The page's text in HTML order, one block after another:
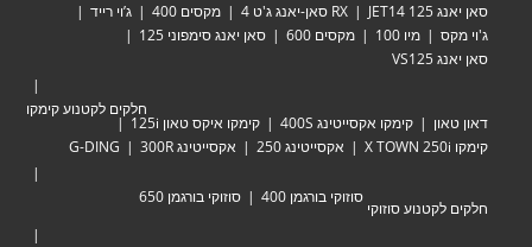
סאן יאנג JET14 125
RX סאן-יאנג ג'ט 4 מקסים 400
ג’וי רייד
ג'וי מקס
מיו 100 מקסים 600
סאן יאנג סימפוני 125
סאן יאנג VS125
חלקים לקטנוע קימקו
דאון טאון קימקו אקסייטינג 400S
קימקו איקס טאון 125i
קימקו X TOWN 250i
אקסייטינג 250 אקסייטינג 300R G-DING
חלקים לקטנוע סוזוקי
סוזוקי בורגמן 400 סוזוקי בורגמן 650